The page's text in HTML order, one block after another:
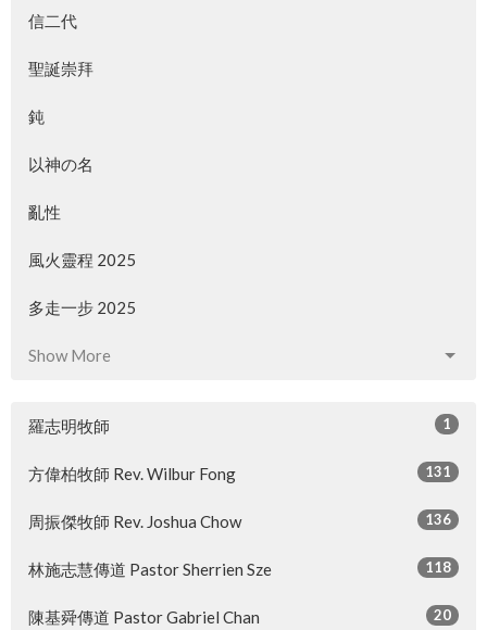
信二代
聖誕崇拜
鈍
以神の名
亂性
風火靈程 2025
多走一步 2025
Show More
羅志明牧師 1
方偉柏牧師 Rev. Wilbur Fong 131
周振傑牧師 Rev. Joshua Chow 136
林施志慧傳道 Pastor Sherrien Sze 118
陳基舜傳道 Pastor Gabriel Chan 20